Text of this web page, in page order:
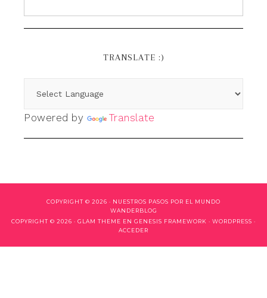
TRANSLATE :)
Powered by Translate
COPYRIGHT © 2026 · NUESTROS PASOS POR EL MUNDO
WANDERBLOG
COPYRIGHT © 2026 · GLAM THEME EN GENESIS FRAMEWORK · WORDPRESS ·
ACCEDER